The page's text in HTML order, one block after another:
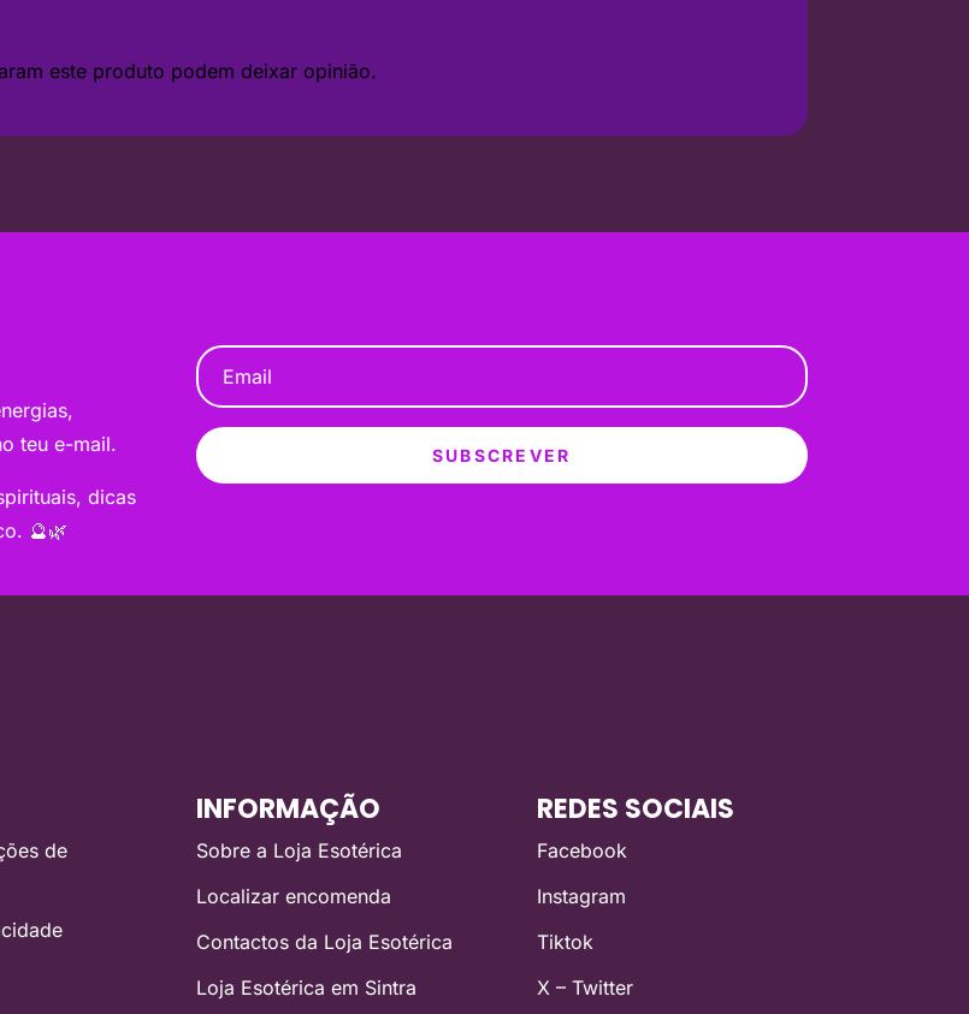
este produto podem deixar opinião.
teu e-mail.
dicas
🔮🌿
SUBSCREVER
de
INFORMAÇÃO
Sobre a Loja Esotérica
Localizar encomenda
Contactos da Loja Esotérica
Loja Esotérica em Sintra
REDES SOCIAIS
Facebook
Instagram
Tiktok
X – Twitter